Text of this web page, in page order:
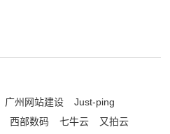
广州网站建设
Just-ping
西部数码 七牛云
又拍云